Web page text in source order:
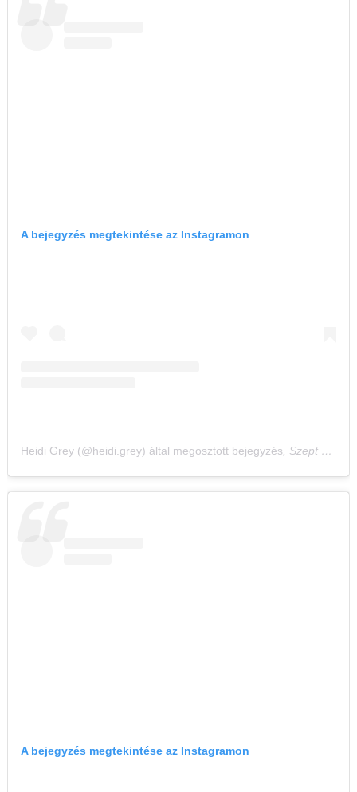
A bejegyzés megtekintése az Instagramon
Heidi Grey (@heidi.grey) által megosztott bejegyzés Szept 30., 2020, időpont: 9:49 (PDT időzóna szerint)
A bejegyzés megtekintése az Instagramon